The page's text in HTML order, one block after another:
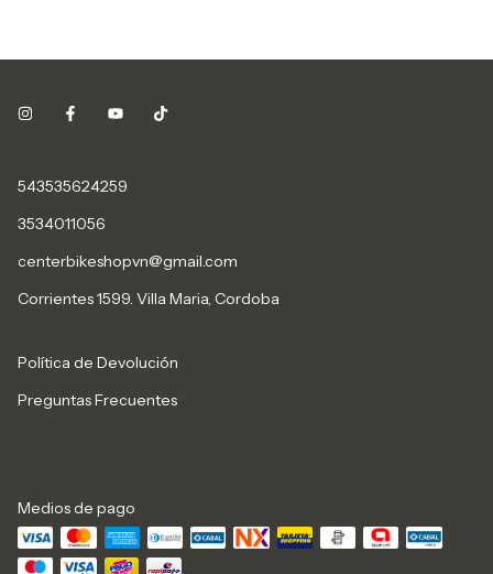
543535624259
3534011056
centerbikeshopvn@gmail.com
Corrientes 1599. Villa Maria, Cordoba
Política de Devolución
Preguntas Frecuentes
Medios de pago